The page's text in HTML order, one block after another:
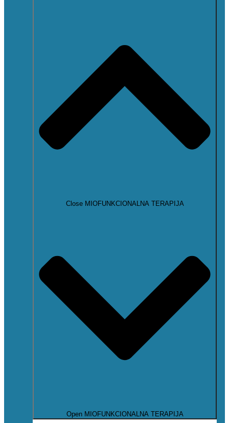
Close MIOFUNKCIONALNA TERAPIJA
Open MIOFUNKCIONALNA TERAPIJA